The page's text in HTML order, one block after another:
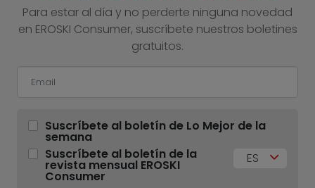
Para estar al día y no perderte ninguna novedad
en EROSKI Consumer, suscríbete nuestros boletines
gratuitos.
Suscríbete al boletín de Lo Mejor de la
semana
Suscríbete al boletín de la
revista mensual EROSKI
Consumer
ES